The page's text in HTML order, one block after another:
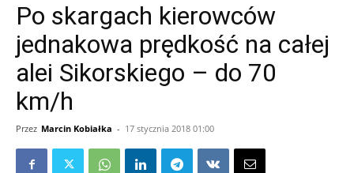
Po skargach kierowców
jednakowa prędkość na całej
alei Sikorskiego – do 70
km/h
Przez Marcin Kobiałka - 17 stycznia 2018 01:00